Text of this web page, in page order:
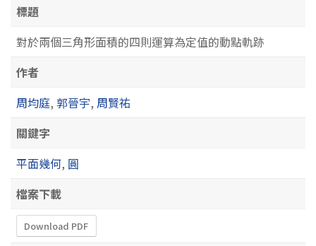
標題
對於兩個三角形面積的四則運算為定值的動點軌跡
作者
周均庭, 郭晉宇, 周賢祐
關鍵字
平面幾何, 圓
檔案下載
Download PDF